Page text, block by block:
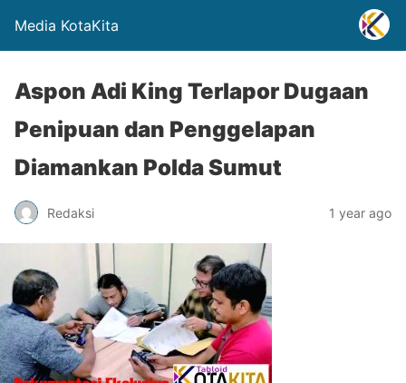
Media KotaKita
Aspon Adi King Terlapor Dugaan
Penipuan dan Penggelapan
Diamankan Polda Sumut
Redaksi 1 year ago